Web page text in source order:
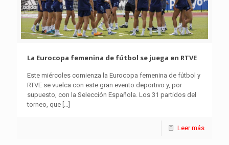
La Eurocopa femenina de fútbol se juega en RTVE
Este miércoles comienza la Eurocopa femenina de fútbol y
RTVE se vuelca con este gran evento deportivo y, por
supuesto, con la Selección Española. Los 31 partidos del
torneo, que […]
Leer más